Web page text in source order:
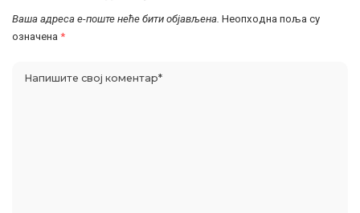
Ваша адреса е-поште неће бити објављена. Неопходна поља су
означена *